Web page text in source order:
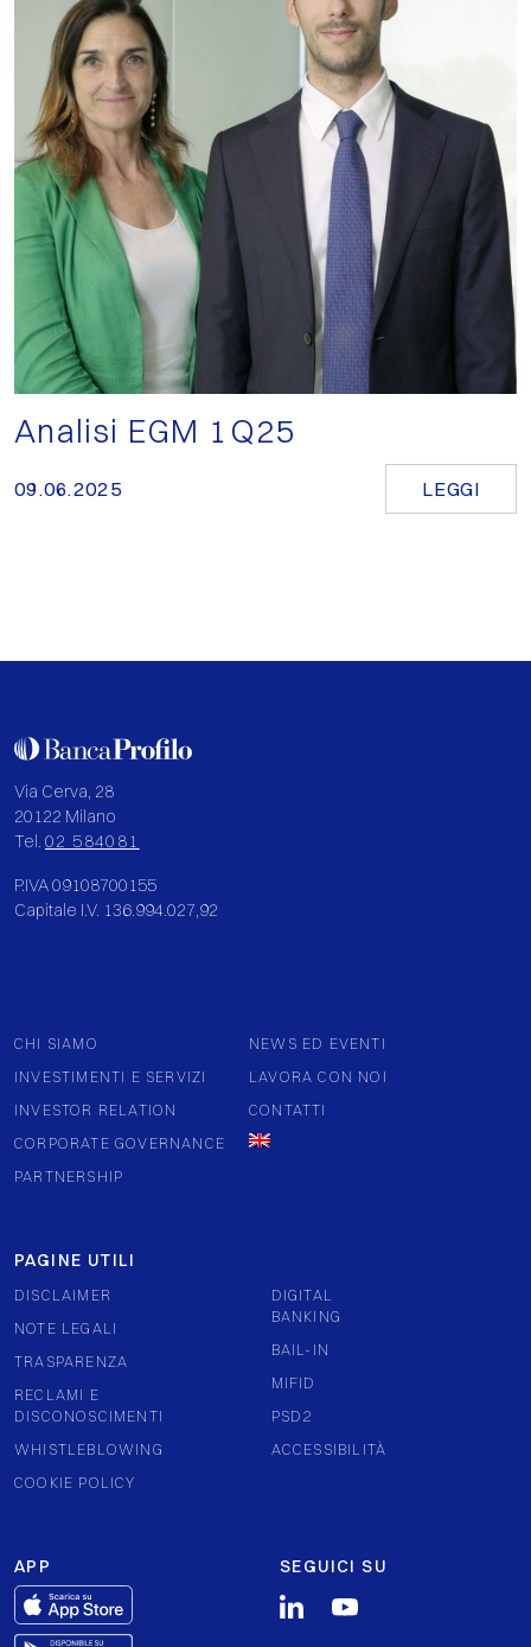
Analisi EGM 1Q25
09.06.2025 LEGGI
Via Cerva, 28
20122 Milano
Tel. 02 584081
P.IVA 09108700155
Capitale I.V. 136.994.027,92
CHI SIAMO
INVESTIMENTI E SERVIZI
INVESTOR RELATION
CORPORATE GOVERNANCE
PARTNERSHIP
NEWS ED EVENTI
LAVORA CON NOI
CONTATTI
PAGINE UTILI
DISCLAIMER
NOTE LEGALI
TRASPARENZA
RECLAMI E
DISCONOSCIMENTI
WHISTLEBLOWING
COOKIE POLICY
DIGITAL
BANKING
BAIL-IN
MIFID
PSD2
ACCESSIBILITÀ
APP SEGUICI SU